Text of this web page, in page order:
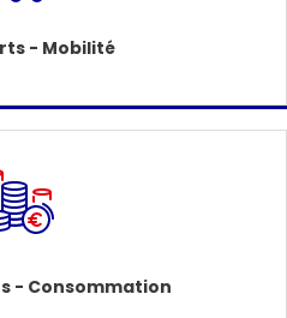
- Mobilité
- Consommation